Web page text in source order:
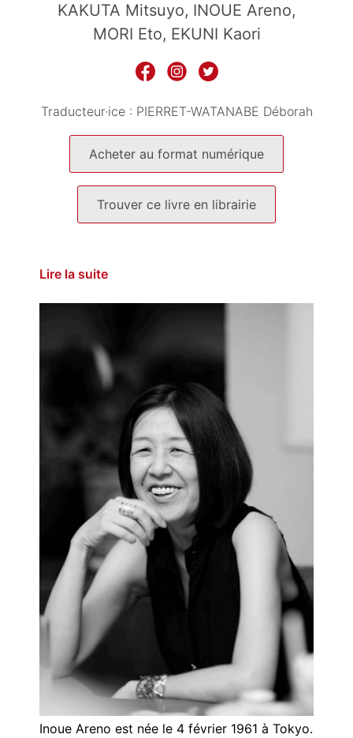
KAKUTA Mitsuyo INOUE Areno
MORI Eto EKUNI Kaori
Traducteur·ice : PIERRET-WATANABE Déborah
Acheter au format numérique
Trouver ce livre en librairie
Lire la suite
Inoue Areno est née le 4 février 1961 à Tokyo.